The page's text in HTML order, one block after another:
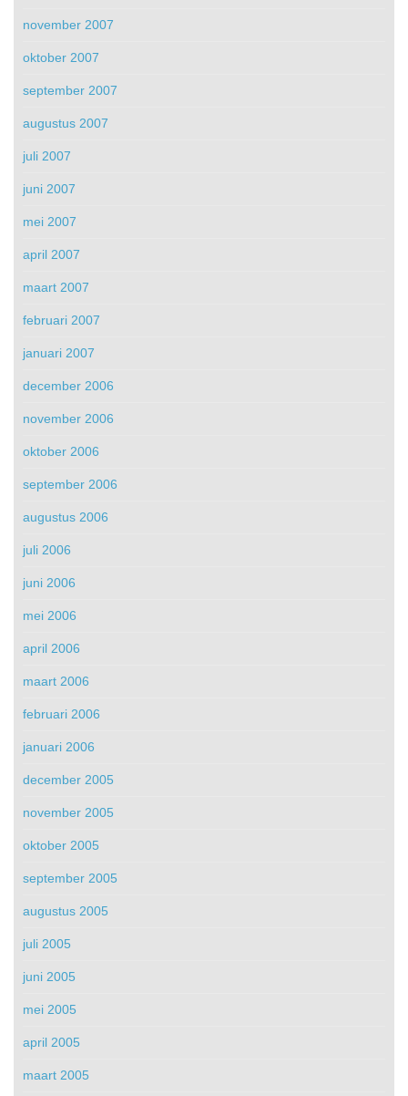
november 2007
oktober 2007
september 2007
augustus 2007
juli 2007
juni 2007
mei 2007
april 2007
maart 2007
februari 2007
januari 2007
december 2006
november 2006
oktober 2006
september 2006
augustus 2006
juli 2006
juni 2006
mei 2006
april 2006
maart 2006
februari 2006
januari 2006
december 2005
november 2005
oktober 2005
september 2005
augustus 2005
juli 2005
juni 2005
mei 2005
april 2005
maart 2005